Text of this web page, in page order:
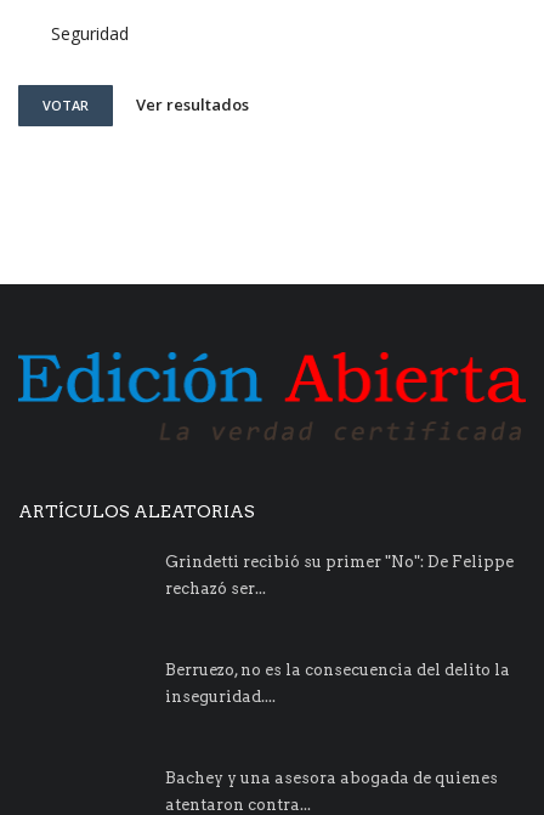
Seguridad
VOTAR Ver resultados
ARTÍCULOS ALEATORIAS
Grindetti recibió su primer "No": De Felippe
rechazó ser...
Berruezo, no es la consecuencia del delito la
inseguridad....
Bachey y una asesora abogada de quienes
atentaron contra...